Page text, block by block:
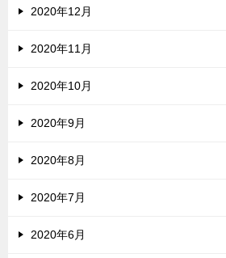
2020年12月
2020年11月
2020年10月
2020年9月
2020年8月
2020年7月
2020年6月